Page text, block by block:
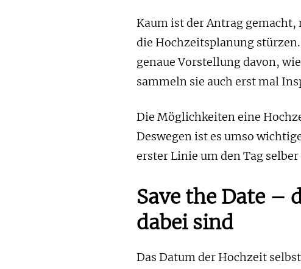
Kaum ist der Antrag
die Hochzeitsplanung
genaue Vorstellung davon,
sammeln sie auch erst mal
Die Möglichkeiten eine
Deswegen ist es umso
erster Linie um den Tag
Save the Date –
dabei sind
Das Datum der Hochzeit